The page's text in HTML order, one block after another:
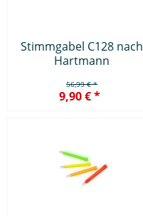
Stimmgabel C128 nach
Hartmann
56,99 € *
9,90 € *